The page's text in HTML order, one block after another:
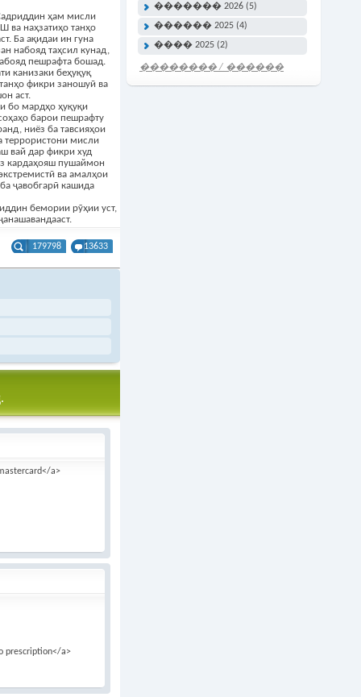
������� 2026 (5)
������ 2025 (4)
���� 2025 (2)
�������� / ������
���� �����
ҳам мисли
ва наҳзатиҳо танҳо
Ба ақидаи ин гуна
набояд таҳсил кунад,
пешрафта бошад.
канизаки беҳуқуқ
фикри заношуӣ ва
аст.
бо мардҳо ҳуқуқи
барои пешрафту
ниёз ба тавсияҳои
террористони мисли
вай дар фикри худ
кардаҳояш пушаймон
ва амалҳои
ҷавобгарӣ кашида
бемории рӯҳии уст,
179798 13633
a>
prescription</a>